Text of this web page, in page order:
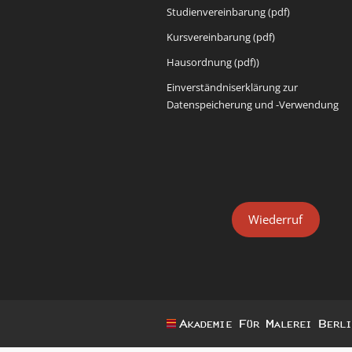
Studienvereinbarung (pdf)
Kursvereinbarung (pdf)
Hausordnung (pdf))
Einverständniserklärung zur
Datenspeicherung und -Verwendung
Wiederruf